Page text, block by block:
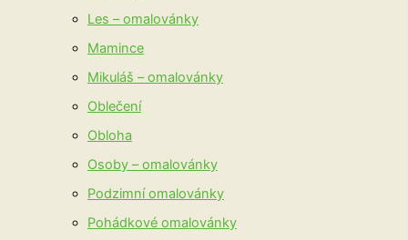
Les – omalovánky
Mamince
Mikuláš – omalovánky
Oblečení
Obloha
Osoby – omalovánky
Podzimní omalovánky
Pohádkové omalovánky